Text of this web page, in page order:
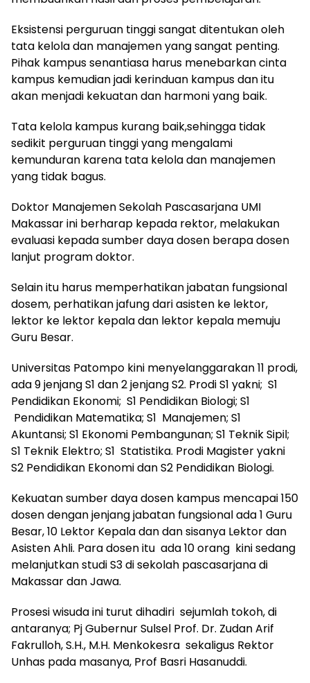
Eksistensi perguruan tinggi sangat ditentukan oleh
tata kelola dan manajemen yang sangat penting.
Pihak kampus senantiasa harus menebarkan cinta
kampus kemudian jadi kerinduan kampus dan itu
akan menjadi kekuatan dan harmoni yang baik.
Tata kelola kampus kurang baik,sehingga tidak
sedikit perguruan tinggi yang mengalami
kemunduran karena tata kelola dan manajemen
yang tidak bagus.
Doktor Manajemen Sekolah Pascasarjana UMI
Makassar ini berharap kepada rektor, melakukan
evaluasi kepada sumber daya dosen berapa dosen
lanjut program doktor.
Selain itu harus memperhatikan jabatan fungsional
dosem, perhatikan jafung dari asisten ke lektor,
lektor ke lektor kepala dan lektor kepala memuju
Guru Besar.
Universitas Patompo kini menyelanggarakan 11 prodi,
ada 9 jenjang S1 dan 2 jenjang S2. Prodi S1 yakni; S1
Pendidikan Ekonomi; S1 Pendidikan Biologi; S1
Pendidikan Matematika; S1 Manajemen; S1
Akuntansi; S1 Ekonomi Pembangunan; S1 Teknik Sipil;
S1 Teknik Elektro; S1 Statistika. Prodi Magister yakni
S2 Pendidikan Ekonomi dan S2 Pendidikan Biologi.
Kekuatan sumber daya dosen kampus mencapai 150
dosen dengan jenjang jabatan fungsional ada 1 Guru
Besar, 10 Lektor Kepala dan dan sisanya Lektor dan
Asisten Ahli. Para dosen itu ada 10 orang kini sedang
melanjutkan studi S3 di sekolah pascasarjana di
Makassar dan Jawa.
Prosesi wisuda ini turut dihadiri sejumlah tokoh, di
antaranya; Pj Gubernur Sulsel Prof. Dr. Zudan Arif
Fakrulloh, S.H., M.H. Menkokesra sekaligus Rektor
Unhas pada masanya, Prof Basri Hasanuddi.